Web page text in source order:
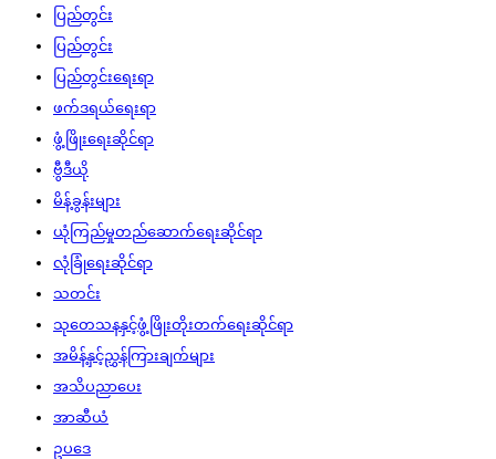
ပြည်တွင်း
ပြည်တွင်း
ပြည်တွင်းရေးရာ
ဖက်ဒရယ်ရေးရာ
ဖွံ့ဖြိုးရေးဆိုင်ရာ
ဗွီဒီယို
မိန့်ခွန်းများ
ယုံကြည်မှုတည်ဆောက်ရေးဆိုင်ရာ
လုံခြုံရေးဆိုင်ရာ
သတင်း
သုတေသနနှင့်ဖွံ့ဖြိုးတိုးတက်ရေးဆိုင်ရာ
အမိန့်နှင့်ညွှန်ကြားချက်များ
အသိပညာပေး
အာဆီယံ
ဥပဒေ